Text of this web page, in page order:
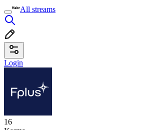
All streams
Login
16